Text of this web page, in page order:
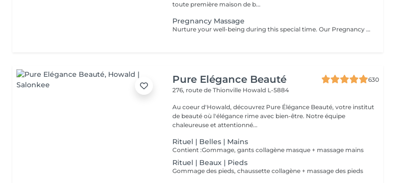
toute première maison de b...
Pregnancy Massage
Nurture your well-being during this special time. Our Pregnancy Massage is a gentle, relaxing treatment designed to reduce muscle tension, improve circulation, and ease discomfort commonly experienced during pregnancy. Soft, flowing techniques and comfortable side-lying positioning provide deep relaxation without placing pressure on the abdomen. Hypoallergenic, unscented oils are used to care for sensitive skin and maintain comfort throughout the session. This massage helps relieve tension in the lower back and shoulders, reduces swelling and heaviness in the legs, improves overall circulation, and promotes a sense of ease and balance in the body. This treatment is performed only with the approval of your doctor.
Pure Elégance Beauté
630
276, route de Thionville Howald L-5884
Au coeur d'Howald, découvrez Pure Élégance Beauté, votre institut
de beauté où l'élégance rime avec bien-être. Notre équipe
chaleureuse et attentionné...
Rituel | Belles | Mains
Contient :Gommage, gants collagène masque + massage mains
Rituel | Beaux | Pieds
Gommage des pieds, chaussette collagène + massage des pieds